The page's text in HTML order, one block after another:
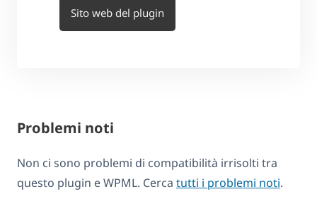
Sito web del plugin
Problemi noti
Non ci sono problemi di compatibilità irrisolti tra
questo plugin e WPML. Cerca tutti i problemi noti.